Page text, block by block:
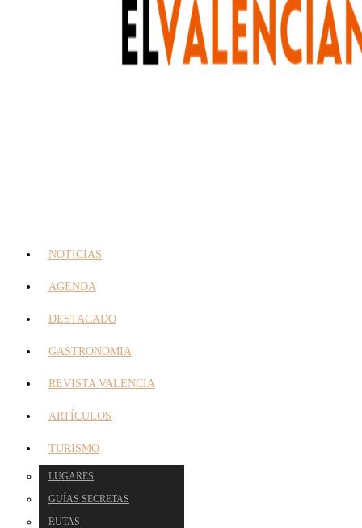
NOTICIAS
AGENDA
DESTACADO
GASTRONOMIA
REVISTA VALENCIA
ARTÍCULOS
TURISMO
LUGARES
GUÍAS SECRETAS
RUTAS